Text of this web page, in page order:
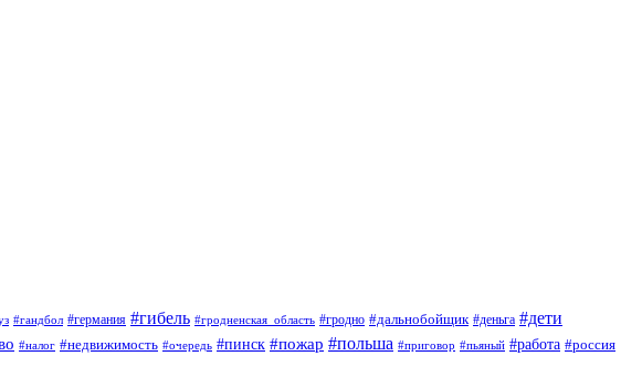
#гандбол #германия #гибель #гродненская_область #гродно #дальнобойщик #деньга #дети
#налог #недвижимость #очередь #пинск #пожар #польша #приговор #пьяный #работа #россия